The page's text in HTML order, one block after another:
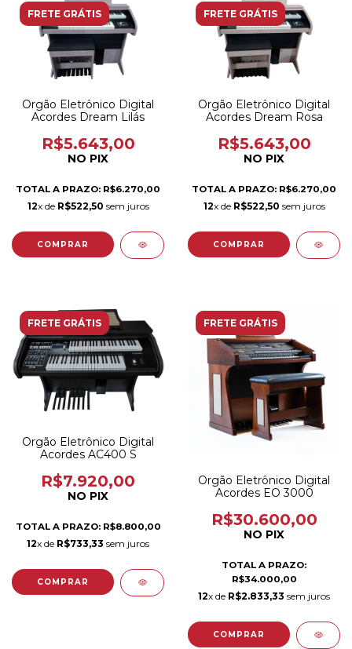
FRETE GRÁTIS
Orgão Eletrônico Digital
Acordes Dream Lilás
R$5.643,00
NO PIX
TOTAL A PRAZO: R$6.270,00
12x de R$522,50 sem juros
FRETE GRÁTIS
Orgão Eletrônico Digital
Acordes Dream Rosa
R$5.643,00
NO PIX
TOTAL A PRAZO: R$6.270,00
12x de R$522,50 sem juros
FRETE GRÁTIS
Orgão Eletrônico Digital
Acordes AC400 S
R$7.920,00
NO PIX
TOTAL A PRAZO: R$8.800,00
12x de R$733,33 sem juros
FRETE GRÁTIS
Orgão Eletrônico Digital
Acordes EO 3000
R$30.600,00
NO PIX
TOTAL A PRAZO:
R$34.000,00
12x de R$2.833,33 sem juros